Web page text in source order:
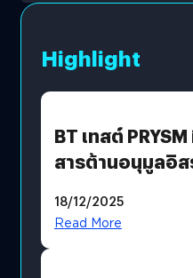
Highlight
BT เทสต์
สารต้านอนุมูลอิส
18/12/2025
Read More